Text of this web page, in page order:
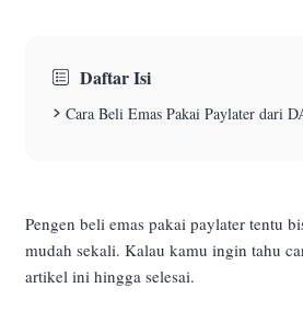
Daftar Isi
Cara Beli Emas Pakai Paylater dari
Pengen beli emas pakai paylater tentu
mudah sekali. Kalau kamu ingin tahu
artikel ini hingga selesai.